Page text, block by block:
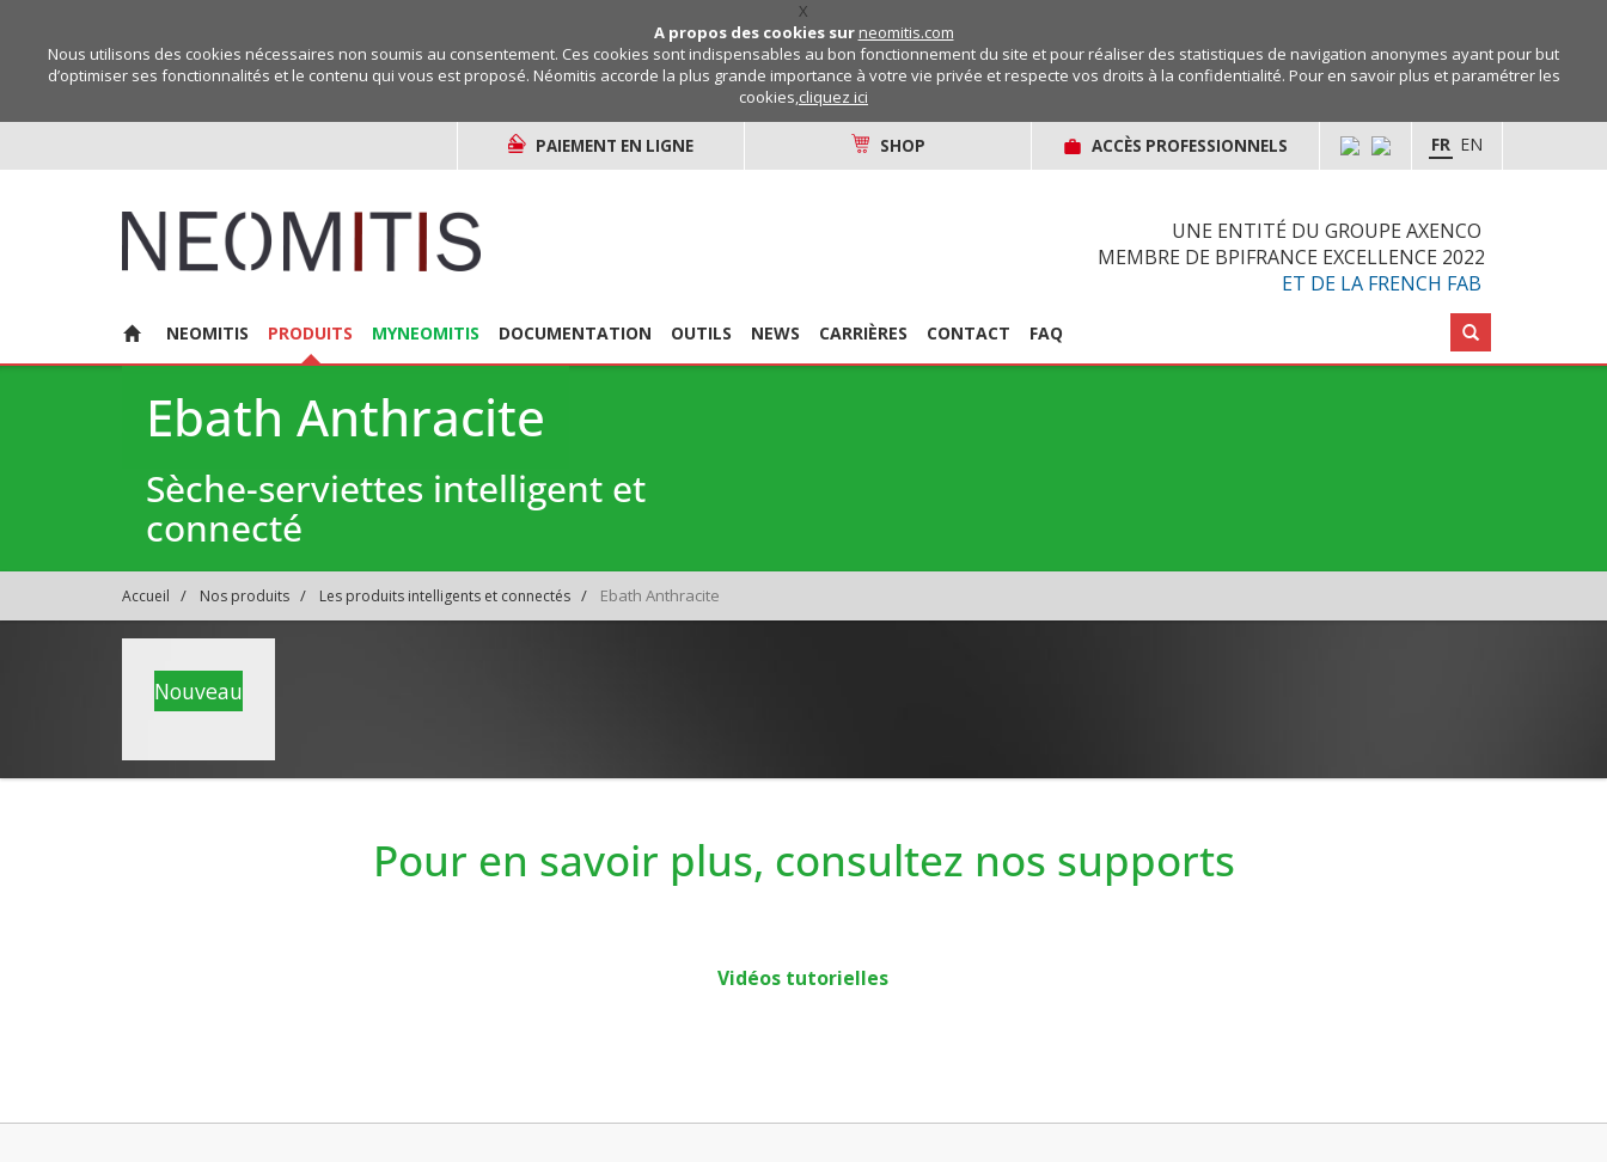
X
A propos des cookies sur neomitis.com
Nous utilisons des cookies nécessaires non soumis au consentement. Ces cookies sont indispensables au bon fonctionnement du site et pour réaliser des statistiques de navigation anonymes ayant pour but
d’optimiser ses fonctionnalités et le contenu qui vous est proposé. Néomitis accorde la plus grande importance à votre vie privée et respecte vos droits à la confidentialité. Pour en savoir plus et paramétrer les
cookies,cliquez ici
PAIEMENT EN LIGNE SHOP ACCÈS PROFESSIONNELS EN
FR
UNE ENTITÉ DU GROUPE AXENCO
MEMBRE DE BPIFRANCE EXCELLENCE 2022
ET DE LA FRENCH FAB
NEOMITIS PRODUITS MYNEOMITIS DOCUMENTATION OUTILS NEWS CARRIÈRES CONTACT FAQ
Ebath Anthracite
Sèche-serviettes intelligent et
connecté
Accueil Nos produits Les produits intelligents et connectés Ebath Anthracite
Nouveau
Pour en savoir plus, consultez nos supports
Vidéos tutorielles